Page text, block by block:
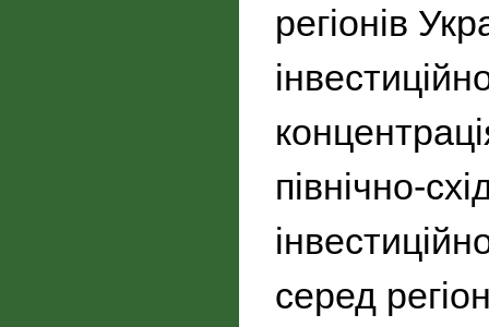
регіонів
північно-
серед